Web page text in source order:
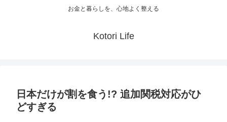
お金と暮らしを、心地よく整える
Kotori Life
日本だけが割を食う!? 追加関税対応がひ
どすぎる